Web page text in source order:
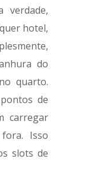
verdade,
hotel,
do
quarto.
de
carregar
Isso
slots de